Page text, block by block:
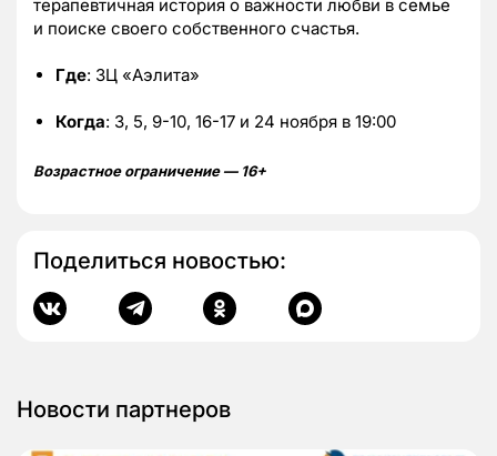
терапевтичная история о важности любви в семье
и поиске своего собственного счастья.
Где: ЗЦ «Аэлита»
Когда: 3, 5, 9-10, 16-17 и 24 ноября в 19:00
Возрастное ограничение — 16+
Поделиться новостью:
Новости партнеров